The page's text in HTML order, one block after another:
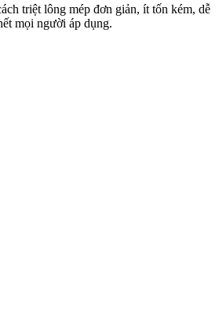
triệt lông mép đơn giản, ít tốn kém, dễ
mọi người áp dụng.